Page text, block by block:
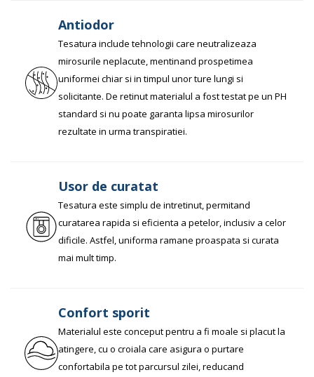
Antiodor
Tesatura include tehnologii care neutralizeaza
mirosurile neplacute, mentinand prospetimea
uniformei chiar si in timpul unor ture lungi si
solicitante. De retinut materialul a fost testat pe un PH
standard si nu poate garanta lipsa mirosurilor
rezultate in urma transpiratiei.
Usor de curatat
Tesatura este simplu de intretinut, permitand
curatarea rapida si eficienta a petelor, inclusiv a celor
dificile. Astfel, uniforma ramane proaspata si curata
mai mult timp.
Confort sporit
Materialul este conceput pentru a fi moale si placut la
atingere, cu o croiala care asigura o purtare
confortabila pe tot parcursul zilei, reducand